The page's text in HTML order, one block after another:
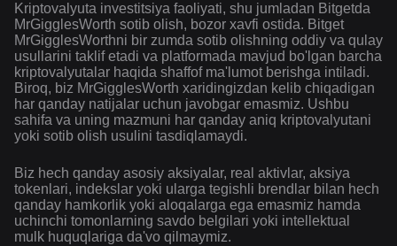
Kriptovalyuta investitsiya faoliyati, shu jumladan Bitgetda
MrGigglesWorth sotib olish, bozor xavfi ostida. Bitget
MrGigglesWorthni bir zumda sotib olishning oddiy va qulay
usullarini taklif etadi va platformada mavjud bo'lgan barcha
kriptovalyutalar haqida shaffof ma'lumot berishga intiladi.
Biroq, biz MrGigglesWorth xaridingizdan kelib chiqadigan
har qanday natijalar uchun javobgar emasmiz. Ushbu
sahifa va uning mazmuni har qanday aniq kriptovalyutani
yoki sotib olish usulini tasdiqlamaydi.
Biz hech qanday asosiy aksiyalar, real aktivlar, aksiya
tokenlari, indekslar yoki ularga tegishli brendlar bilan hech
qanday hamkorlik yoki aloqalarga ega emasmiz hamda
uchinchi tomonlarning savdo belgilari yoki intellektual
mulk huquqlariga da'vo qilmaymiz.